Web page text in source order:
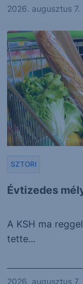
2026. augusztus 7.
Évtizedes
SZTORI
A KSH ma
tette...
2026. augusztus 7.